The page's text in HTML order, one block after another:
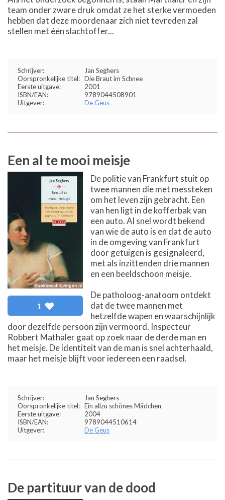
team onder zware druk omdat ze het sterke vermoeden
hebben dat deze moordenaar zich niet tevreden zal
stellen met één slachtoffer...
Schrijver:
Jan Seghers
Oorspronkelijke titel: Die Braut im Schnee
Eerste uitgave:
2001
ISBN/EAN:
9789044508901
Uitgever:
De Geus
Een al te mooi meisje
1
De politie van Frankfurt stuit op
twee mannen die met messteken
om het leven zijn gebracht. Een
van hen ligt in de kofferbak van
een auto. Al snel wordt bekend
van wie de auto is en dat de auto
in de omgeving van Frankfurt
door getuigen is gesignaleerd,
met als inzittenden drie mannen
en een beeldschoon meisje.
De patholoog-anatoom ontdekt
dat de twee mannen met
hetzelfde wapen en waarschijnlijk
door dezelfde persoon zijn vermoord. Inspecteur
Robbert Mathaler gaat op zoek naar de derde man en
het meisje. De identiteit van de man is snel achterhaald,
maar het meisje blijft voor iedereen een raadsel.
Schrijver:
Jan Seghers
Oorspronkelijke titel: Ein allzu schönes Mädchen
Eerste uitgave:
2004
ISBN/EAN:
9789044510614
Uitgever:
De Geus
De partituur van de dood